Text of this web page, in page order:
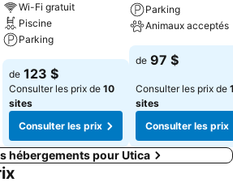
Wi-Fi gratuit
Piscine
Parking
de 123 $
Consulter les prix de 10
sites
Consulter les prix
Parking
Animaux acceptés
de 97 $
Consulter les prix de
sites
Consulter les prix
hébergements pour Utica